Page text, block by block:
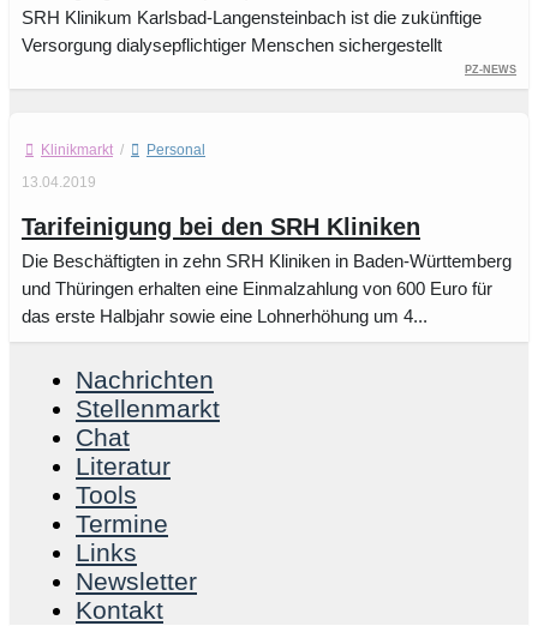
SRH Klinikum Karlsbad-Langensteinbach ist die zukünftige
Versorgung dialysepflichtiger Menschen sichergestellt
PZ-News
Klinikmarkt /
Personal
13.04.2019
Tarifeinigung bei den SRH Kliniken
Die Beschäftigten in zehn SRH Kliniken in Baden-Württemberg
und Thüringen erhalten eine Einmalzahlung von 600 Euro für
das erste Halbjahr sowie eine Lohnerhöhung um 4...
Nachrichten
Stellenmarkt
Chat
Literatur
Tools
Termine
Links
Newsletter
Kontakt